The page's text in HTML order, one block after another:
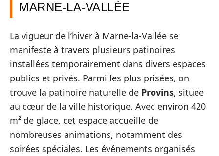
MARNE-LA-VALLÉE
La vigueur de l’hiver à Marne-la-Vallée se
manifeste à travers plusieurs patinoires
installées temporairement dans divers espaces
publics et privés. Parmi les plus prisées, on
trouve la patinoire naturelle de Provins, située
au cœur de la ville historique. Avec environ 420
m² de glace, cet espace accueille de
nombreuses animations, notamment des
soirées spéciales. Les événements organisés